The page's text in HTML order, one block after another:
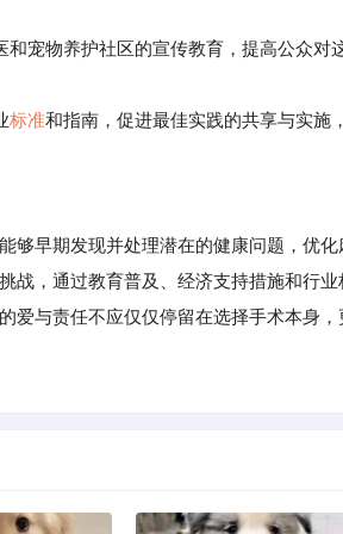
宠物养护社区的宣传教育，提高公众对
标准和指南，促进最佳实践的共享与实施，
早期发现并处理潜在的健康问题，优化
战，通过教育普及、经济支持措施和行业
爱与责任不应仅仅停留在选择手术本身，